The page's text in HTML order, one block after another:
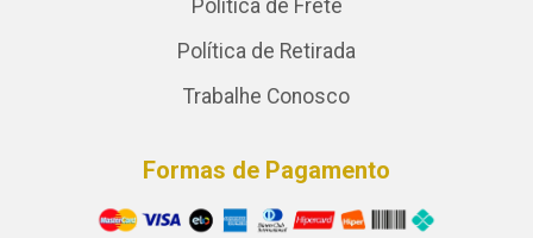
Política de Frete
Política de Retirada
Trabalhe Conosco
Formas de Pagamento